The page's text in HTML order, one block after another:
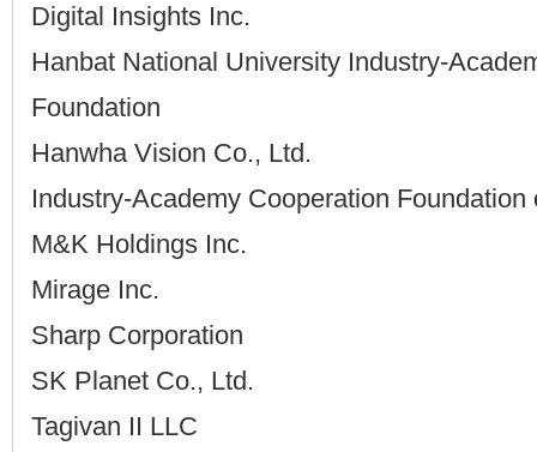
Digital Insights Inc.
Hanbat National University Industry-
Foundation
Hanwha Vision Co., Ltd.
Industry-Academy Cooperation
M&K Holdings Inc.
Mirage Inc.
Sharp Corporation
SK Planet Co., Ltd.
Tagivan II LLC